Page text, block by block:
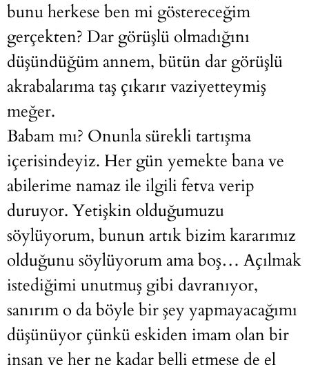
bunu herkese ben mi göstereceğim
gerçekten? Dar görüşlü olmadığını
düşündüğüm annem, bütün dar görüşlü
akrabalarıma taş çıkarır vaziyetteymiş
meğer.
Babam mı? Onunla sürekli tartışma
içerisindeyiz. Her gün yemekte bana ve
abilerime namaz ile ilgili fetva verip
duruyor. Yetişkin olduğumuzu
söylüyorum, bunun artık bizim kararımız
olduğunu söylüyorum ama boş… Açılmak
istediğimi unutmuş gibi davranıyor,
sanırım o da böyle bir şey yapmayacağımı
düşünüyor çünkü eskiden imam olan bir
insan ve her ne kadar belli etmese de el